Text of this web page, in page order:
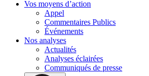
Vos moyens d’action
Appel
Commentaires Publics
Événements
Nos analyses
Actualités
Analyses éclairées
Communiqués de presse